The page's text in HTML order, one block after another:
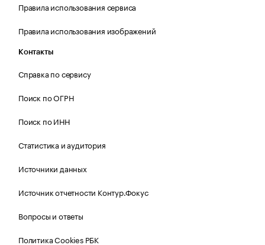
Правила использования сервиса
Правила использования изображений
Контакты
Справка по сервису
Поиск по ОГРН
Поиск по ИНН
Статистика и аудитория
Источники данных
Источник отчетности Контур.Фокус
Вопросы и ответы
Политика Cookies РБК